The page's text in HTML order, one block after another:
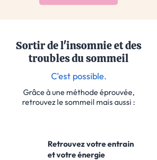
Sortir de l'insomnie et des
troubles du sommeil
C'est possible.
Grâce à une méthode éprouvée,
retrouvez le sommeil mais aussi :
Retrouvez votre entrain
et votre énergie